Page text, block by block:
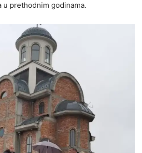
u prethodnim godinama.